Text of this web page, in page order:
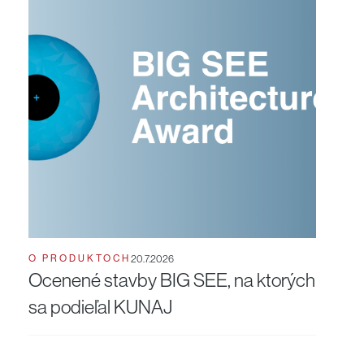
O PRODUKTOCH20.7.2026
Ocenené stavby BIG SEE, na ktorých
sa podieľal KUNAJ